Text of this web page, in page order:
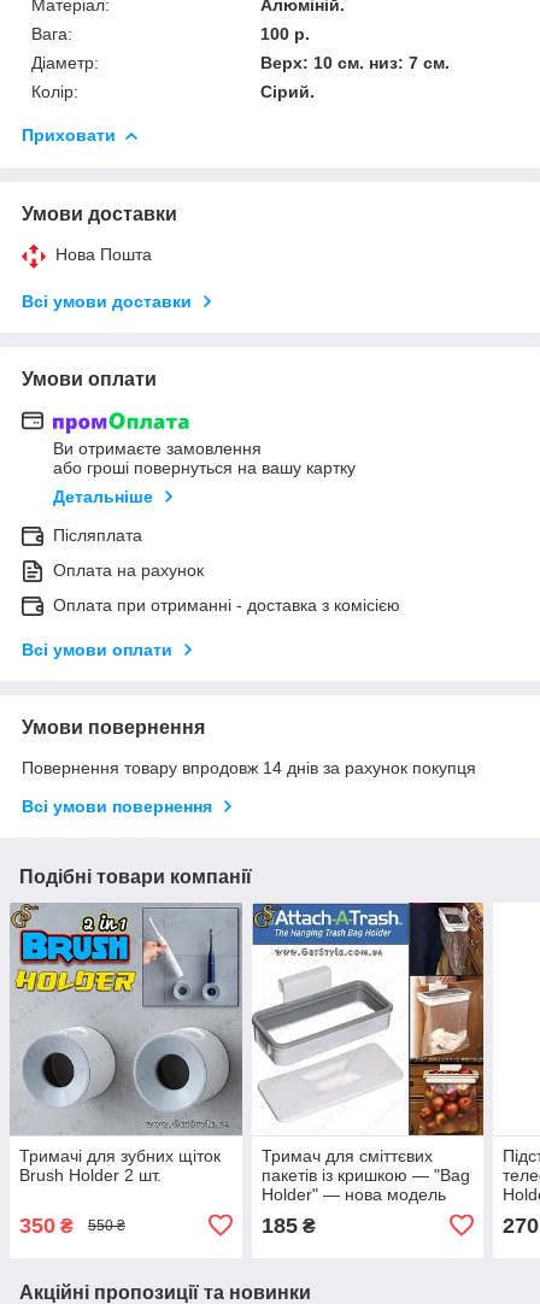
Матеріал:
Алюміній.
Вага:
100 р.
Діаметр:
Верх: 10 см. низ: 7 см.
Колір:
Сірий.
Приховати
Умови доставки
Нова Пошта
Всі умови доставки
Умови оплати
Ви отримаєте замовлення
або гроші повернуться на вашу картку
Детальніше
Післяплата
Оплата на рахунок
Оплата при отриманні - доставка з комісією
Всі умови оплати
Умови повернення
Повернення товару впродовж 14 днів за рахунок покупця
Всі умови повернення
Подібні товари компанії
Тримачі для зубних щіток
Brush Holder 2 шт.
350 ₴ 550 ₴
Тримач для сміттєвих
пакетів із кришкою — "Bag
Holder" — нова модель
185₴ 270
Акційні пропозиції та новинки